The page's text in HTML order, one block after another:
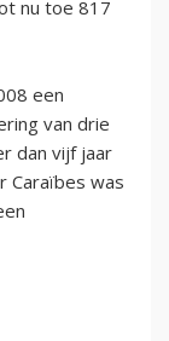
nu toe 817
een
van drie
dan vijf jaar
Caraïbes was